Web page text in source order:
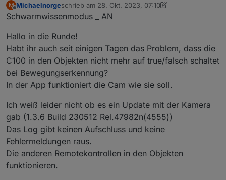
M
Offline
Michaelnorgeschrieb am 28. Okt. 2023, 07:10
zuletzt editiert von Michaelnorge
Schwarmwissenmodus _ AN
Hallo in die Runde!
Habt ihr auch seit einigen Tagen das Problem, dass die
C100 in den Objekten nicht mehr auf true/falsch schaltet
bei Bewegungserkennung?
In der App funktioniert die Cam wie sie soll.
Ich weiß leider nicht ob es ein Update mit der Kamera
gab (1.3.6 Build 230512 Rel.47982n(4555))
Das Log gibt keinen Aufschluss und keine
Fehlermeldungen raus.
Die anderen Remotekontrollen in den Objekten
funktionieren.